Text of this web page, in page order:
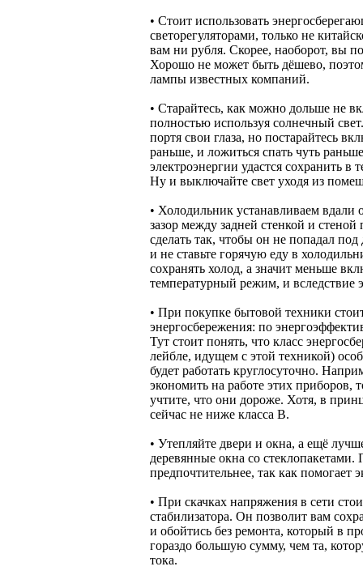
• Стоит использовать
светорегуляторами, только не
вам ни рубля. Скорее, наоборот, вы
Хорошо не может быть дёшево,
лампы известных компаний.
• Старайтесь, как можно дольше не
полностью используя солнечный
портя свои глаза, но постарайтесь
раньше, и ложиться спать чуть
электроэнергии удастся сохранить в
Ну и выключайте свет уходя из
• Холодильник устанавливаем вдали
зазор между задней стенкой и
сделать так, чтобы он не попадал
и не ставьте горячую еду в
сохранять холод, а значит меньше
температурный режим, и вследствие
• При покупке бытовой техники
энергосбережения: по
Тут стоит понять, что класс
лейбле, идущем с этой техникой)
будет работать круглосуточно.
экономить на работе этих приборов,
учтите, что они дороже. Хотя, в
сейчас не ниже класса В.
• Утепляйте двери и окна, а ещё
деревянные окна со
предпочтительнее, так как
• При скачках напряжения в сети
стабилизатора. Он позволит вам
и обойтись без ремонта, который в
гораздо большую сумму, чем та,
тока.